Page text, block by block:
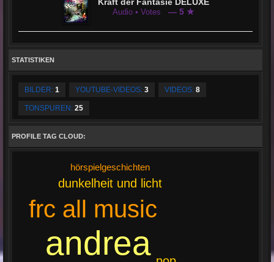
Kraft der Fantasie DELUXE
Audio • Votes — 5 ★
STATISTIKEN
BILDER: 1 YOUTUBE-VIDEOS: 3 VIDEOS: 8
TONSPUREN: 25
PROFILE TAG CLOUD:
andrea
frc all music
dunkelheit und licht
hörspielgeschichten